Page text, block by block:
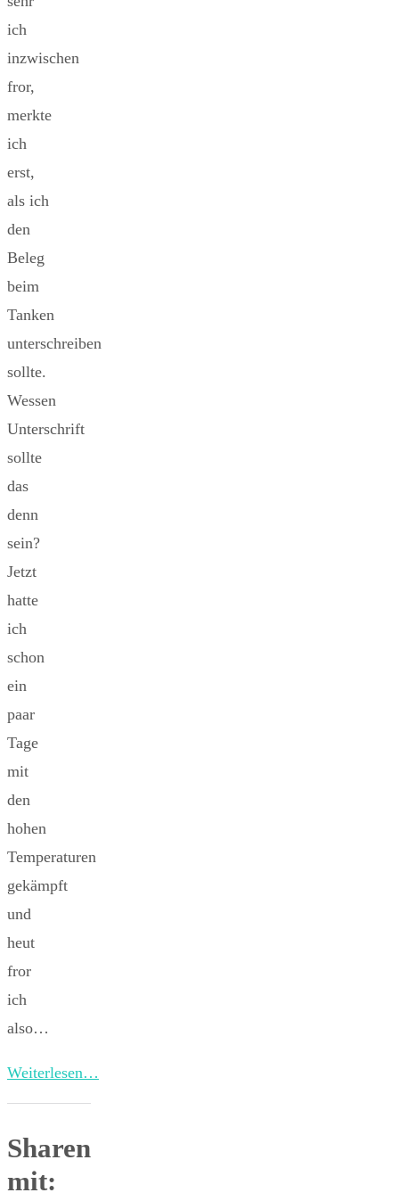
ich
inzwischen
fror,
merkte
ich
erst,
als ich
den
Beleg
beim
Tanken
unterschreiben
sollte.
Wessen
Unterschrift
sollte
das
denn
sein?
Jetzt
hatte
ich
schon
ein
paar
Tage
mit
den
hohen
Temperaturen
gekämpft
und
heut
fror
ich
also…
Weiterlesen…
Sharen
mit: